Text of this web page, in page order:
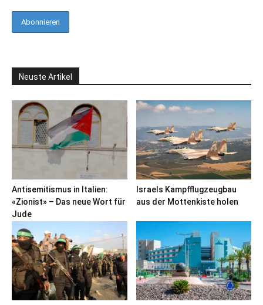
Neuste Artikel
Antisemitismus in Italien:
«Zionist» – Das neue Wort für
Jude
Israels Kampfflugzeugbau
aus der Mottenkiste holen